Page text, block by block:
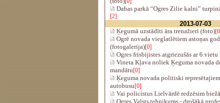
Dabas parkā “Ogres Zilie kalni”
[2]
2013-07-03
Ķegumā uzstādīti āra trenažieri (foto)
Ogrē novada vieglatlētiem astoņas
(fotogalerija)[0]
Ogres frisbijistes atgriezušās ar 6.vietu
Vineta Kļava noliek Ķeguma novada
mandātu[0]
Ķeguma novada politiski
autobusu[0]
Vai policistus Lielvārdē redzēsim
Ogres Valsts tehnikums - drošākā